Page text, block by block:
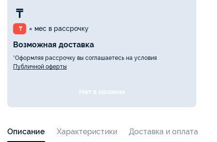
₸
₸ × мес в рассрочку
Возможная доставка
*Оформляя рассрочку вы соглашаетесь на условия
Публичной оферты
Нет в наличии
Описание Характеристики Доставка и оплата